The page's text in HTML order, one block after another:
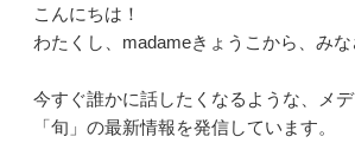
こんにちは！
わたくし、madameきょうこから、み
今すぐ誰かに話したくなるような、メ
「旬」の最新情報を発信しています。